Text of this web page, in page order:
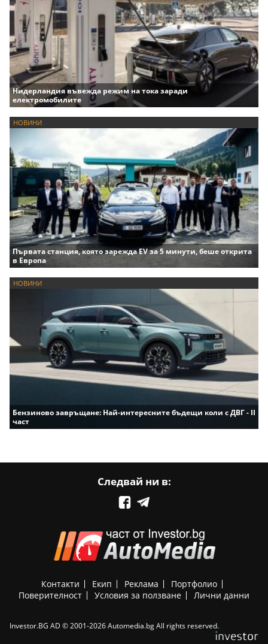
Нидерландия въвежда режим на тока заради
електромобилите
НОВИНИ
Първата станция, която зарежда EV за 5 минути, беше открита
в Европа
НОВИНИ
Бензиново завръщане: Най-интересните бъдещи коли с ДВГ - II
част
Следвай ни в:
Контакти Екип Реклама
Портфолио
Поверителност
Условия за ползване Лични данни
Investor.BG AD © 2001-2026 Automedia.bg All rights reserved.